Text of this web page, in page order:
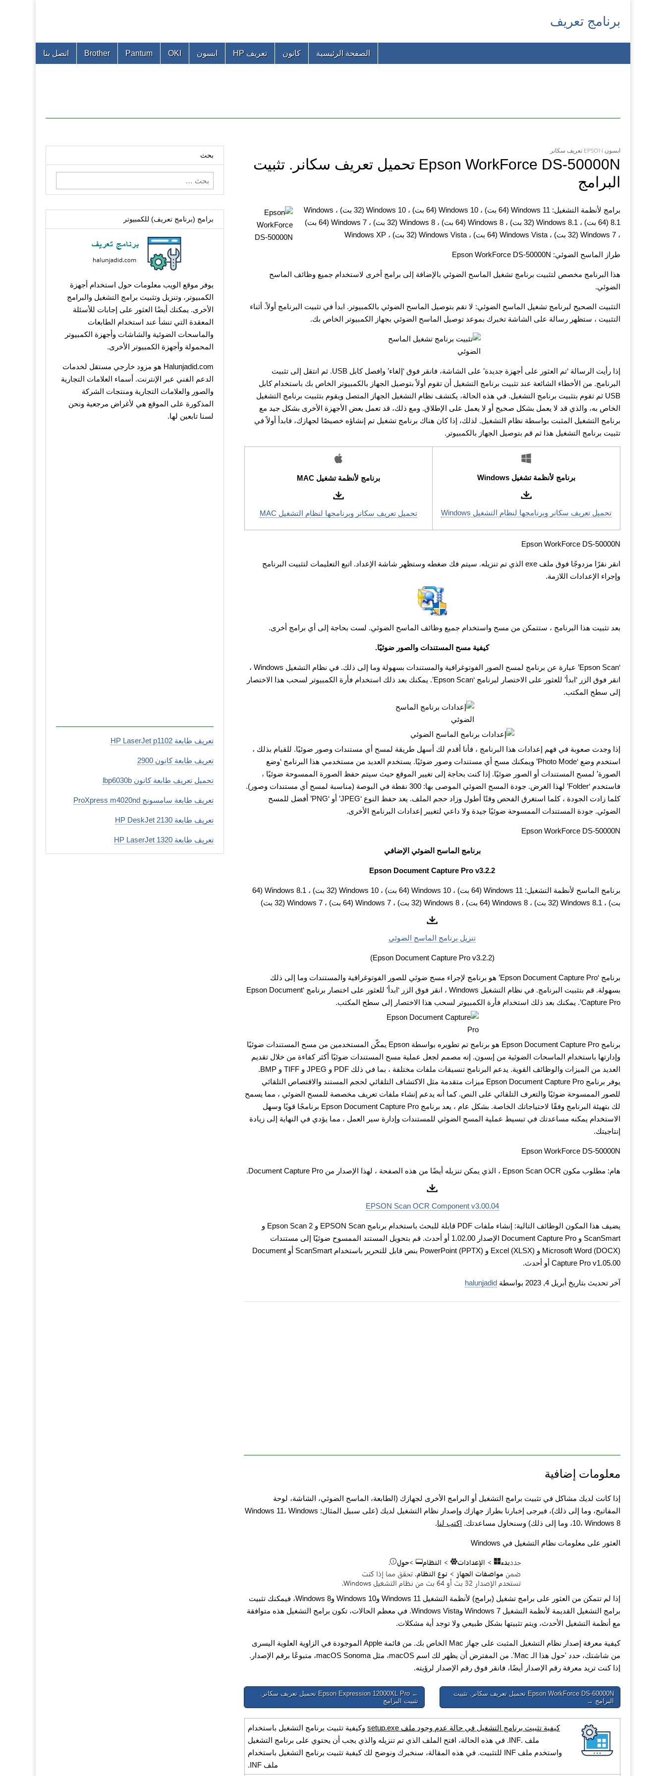
برنامج تعريف
menu
to
الصفحة الرئيسية كانون تعريف HP ابسون OKI
Pantum
Brother اتصل بنا
ابسون EPSON تعريف سكانر
Epson WorkForce DS-50000N تحميل تعريف سكانر. تثبيت
البرامج
برامج لأنظمة التشغيل: Windows 11 (64 بت) ، Windows 10 (64 بت) ، Windows 10 (32 بت) ، Windows
8.1 (64 بت) ، Windows 8.1 (32 بت) ، Windows 8 (64 بت) ، Windows 8 (32 بت) ، Windows 7 (64 بت)
، Windows 7 (32 بت) ، Windows Vista (64 بت) ، Windows Vista (32 بت) ، Windows XP
طراز الماسح الضوئي: Epson WorkForce DS-50000N
هذا البرنامج مخصص لتثبيت برنامج تشغيل الماسح الضوئي بالإضافة إلى برامج أخرى لاستخدام جميع وظائف الماسح
الضوئي.
التثبيت الصحيح لبرنامج تشغيل الماسح الضوئي: لا تقم بتوصيل الماسح الضوئي بالكمبيوتر. ابدأ في تثبيت البرنامج أولاً. أثناء
التثبيت ، ستظهر رسالة على الشاشة تخبرك بموعد توصيل الماسح الضوئي بجهاز الكمبيوتر الخاص بك.
إذا رأيت الرسالة ‘تم العثور على أجهزة جديدة’ على الشاشة، فانقر فوق ‘إلغاء’ وافصل كابل USB. ثم انتقل إلى تثبيت
البرنامج. من الأخطاء الشائعة عند تثبيت برنامج التشغيل أن تقوم أولاً بتوصيل الجهاز بالكمبيوتر الخاص بك باستخدام كابل
USB ثم تقوم بتثبيت برنامج التشغيل. في هذه الحالة، يكتشف نظام التشغيل الجهاز المتصل ويقوم بتثبيت برنامج التشغيل
الخاص به، والذي قد لا يعمل بشكل صحيح أو لا يعمل على الإطلاق. ومع ذلك، قد تعمل بعض الأجهزة الأخرى بشكل جيد مع
برنامج التشغيل المثبت بواسطة نظام التشغيل. لذلك، إذا كان هناك برنامج تشغيل تم إنشاؤه خصيصًا لجهازك، فابدأ أولاً في
تثبيت برنامج التشغيل هذا ثم قم بتوصيل الجهاز بالكمبيوتر.
برنامج لأنظمة تشغيل Windows
تحميل تعريف سكانر وبرنامجها لنظام التشغيل Windows
برنامج لأنظمة تشغيل MAC
تحميل تعريف سكانر وبرنامجها لنظام التشغيل MAC
Epson WorkForce DS-50000N
انقر نقرًا مزدوجًا فوق ملف exe الذي تم تنزيله. سيتم فك ضغطه وستظهر شاشة الإعداد. اتبع التعليمات لتثبيت البرنامج
وإجراء الإعدادات اللازمة.
بعد تثبيت هذا البرنامج ، ستتمكن من مسح واستخدام جميع وظائف الماسح الضوئي. لست بحاجة إلى أي برامج أخرى.
كيفية مسح المستندات والصور ضوئيًا.
‘Epson Scan’ عبارة عن برنامج لمسح الصور الفوتوغرافية والمستندات بسهولة وما إلى ذلك. في نظام التشغيل Windows ،
انقر فوق الزر ‘ابدأ’ للعثور على الاختصار لبرنامج ‘Epson Scan’. يمكنك بعد ذلك استخدام فأرة الكمبيوتر لسحب هذا الاختصار
إلى سطح المكتب.
إذا وجدت صعوبة في فهم إعدادات هذا البرنامج ، فأنا أقدم لك أسهل طريقة لمسح أي مستندات وصور ضوئيًا. للقيام بذلك ،
استخدم وضع ‘Photo Mode’ ويمكنك مسح أي مستندات وصور ضوئيًا. يستخدم العديد من مستخدمي هذا البرنامج ‘وضع
الصورة’ لمسح المستندات أو الصور ضوئيًا. إذا كنت بحاجة إلى تغيير الموقع حيث سيتم حفظ الصورة الممسوحة ضوئيًا ،
فاستخدم ‘Folder’ لهذا الغرض. جودة المسح الضوئي الموصى بها: 300 نقطة في البوصة (مناسبة لمسح أي مستندات وصور).
كلما زادت الجودة ، كلما استغرق الفحص وقتًا أطول وزاد حجم الملف. يعد حفظ النوع ‘JPEG’ أو ‘PNG’ أفضل للمسح
الضوئي. جودة المستندات الممسوحة ضوئيًا جيدة ولا داعي لتغيير إعدادات البرنامج الأخرى.
Epson WorkForce DS-50000N
برنامج الماسح الضوئي الإضافي
Epson Document Capture Pro v3.2.2
برنامج الماسح لأنظمة التشغيل: Windows 11 (64 بت) ، Windows 10 (64 بت) ، Windows 10 (32 بت) ، Windows 8.1 (64
بت) ، Windows 8.1 (32 بت) ، Windows 8 (64 بت) ، Windows 8 (32 بت) ، Windows 7 (64 بت) ، Windows 7 (32 بت)
تنزيل برنامج الماسح الضوئي
(Epson Document Capture Pro v3.2.2)
برنامج ‘Epson Document Capture Pro’ هو برنامج لإجراء مسح ضوئي للصور الفوتوغرافية والمستندات وما إلى ذلك
بسهولة. قم بتثبيت البرنامج. في نظام التشغيل Windows ، انقر فوق الزر ‘ابدأ’ للعثور على اختصار برنامج ‘Epson Document
Capture Pro’. يمكنك بعد ذلك استخدام فأرة الكمبيوتر لسحب هذا الاختصار إلى سطح المكتب.
برنامج Epson Document Capture Pro هو برنامج تم تطويره بواسطة Epson يمكّن المستخدمين من مسح المستندات ضوئيًا
وإدارتها باستخدام الماسحات الضوئية من إبسون. إنه مصمم لجعل عملية مسح المستندات ضوئيًا أكثر كفاءة من خلال تقديم
العديد من الميزات والوظائف القوية. يدعم البرنامج تنسيقات ملفات مختلفة ، بما في ذلك PDF و JPEG و TIFF و BMP.
يوفر برنامج Epson Document Capture Pro ميزات متقدمة مثل الاكتشاف التلقائي لحجم المستند والاقتصاص التلقائي
للصور الممسوحة ضوئيًا والتعرف التلقائي على النص. كما أنه يدعم إنشاء ملفات تعريف مخصصة للمسح الضوئي ، مما يسمح
لك بتهيئة البرنامج وفقًا لاحتياجاتك الخاصة. بشكل عام ، يعد برنامج Epson Document Capture Pro برنامجًا قويًا وسهل
الاستخدام يمكنه مساعدتك في تبسيط عملية المسح الضوئي للمستندات وإدارة سير العمل ، مما يؤدي في النهاية إلى زيادة
إنتاجيتك.
Epson WorkForce DS-50000N
هام: مطلوب مكون Epson Scan OCR ، الذي يمكن تنزيله أيضًا من هذه الصفحة ، لهذا الإصدار من Document Capture Pro.
EPSON Scan OCR Component v3.00.04
يضيف هذا المكون الوظائف التالية: إنشاء ملفات PDF قابلة للبحث باستخدام برنامج EPSON Scan و Epson Scan 2 و
ScanSmart و Document Capture Pro الإصدار 1.02.00 أو أحدث. قم بتحويل المستند الممسوح ضوئيًا إلى مستندات
Microsoft Word (DOCX) و Excel (XLSX) و PowerPoint (PPTX) بنص قابل للتحرير باستخدام ScanSmart أو Document
Capture Pro v1.05.00 أو أحدث.
آخر تحديث بتاريخ أبريل 4, 2023 بواسطة halunjadid
معلومات إضافية
إذا كانت لديك مشاكل في تثبيت برامج التشغيل أو البرامج الأخرى لجهازك (الطابعة، الماسح الضوئي، الشاشة، لوحة
المفاتيح، وما إلى ذلك)، فيرجى إخبارنا بطراز جهازك وإصدار نظام التشغيل لديك (على سبيل المثال: Windows 11، Windows
10، Windows 8، وما إلى ذلك) وسنحاول مساعدتك.
اكتب لنا.
العثور على معلومات نظام التشغيل في Windows
إذا لم تتمكن من العثور على برامج تشغيل (برامج) لأنظمة التشغيل Windows 11 وWindows 10 وWindows 8، فيمكنك تثبيت
برامج التشغيل القديمة لأنظمة التشغيل Windows 7 وWindows Vista. في معظم الحالات، تكون برامج التشغيل هذه متوافقة
مع أنظمة التشغيل الأحدث، ويتم تثبيتها بشكل طبيعي ولا توجد أية مشكلات.
كيفية معرفة إصدار نظام التشغيل المثبت على جهاز Mac الخاص بك. من قائمة Apple الموجودة في الزاوية العلوية اليسرى
من شاشتك، حدد 'حول هذا الـ Mac'. من المفترض أن يظهر لك اسم macOS، مثل macOS Sonoma، متبوعًا برقم الإصدار.
إذا كنت تريد معرفة رقم الإصدار أيضًا، فانقر فوق رقم الإصدار لرؤيته.
Post
navigation
← Epson Expression 12000XL Pro تحميل تعريف سكانر.
تثبيت البرامج
Epson WorkForce DS-60000N تحميل تعريف سكانر. تثبيت
البرامج →
كيفية تثبيت برنامج التشغيل في حالة عدم وجود ملف setup.exe
وكيفية تثبيت برنامج التشغيل باستخدام
ملف .INF. في هذه الحالة، افتح الملف الذي تم تنزيله والذي يجب أن يحتوي على برنامج التشغيل
واستخدم ملف INF للتثبيت. في هذه المقالة، سنخبرك ونوضح لك كيفية تثبيت برنامج التشغيل باستخدام
ملف INF.
بحث
البحث
عن:
برامج (برنامج تعريف) للكمبيوتر
يوفر موقع الويب معلومات حول استخدام أجهزة
الكمبيوتر، وتنزيل وتثبيت برامج التشغيل والبرامج
الأخرى. يمكنك أيضًا العثور على إجابات للأسئلة
المعقدة التي تنشأ عند استخدام الطابعات
والماسحات الضوئية والشاشات وأجهزة الكمبيوتر
المحمولة وأجهزة الكمبيوتر الأخرى.
Halunjadid.com هو مزود خارجي مستقل لخدمات
الدعم الفني عبر الإنترنت. أسماء العلامات التجارية
والصور والعلامات التجارية ومنتجات الشركة
المذكورة على الموقع هي لأغراض مرجعية ونحن
لسنا تابعين لها.
تعريف طابعة HP LaserJet p1102
تعريف طابعة كانون 2900
تحميل تعريف طابعة كانون lbp6030b
تعريف طابعة سامسونج ProXpress m4020nd
تعريف طابعة HP DeskJet 2130
تعريف طابعة HP LaserJet 1320